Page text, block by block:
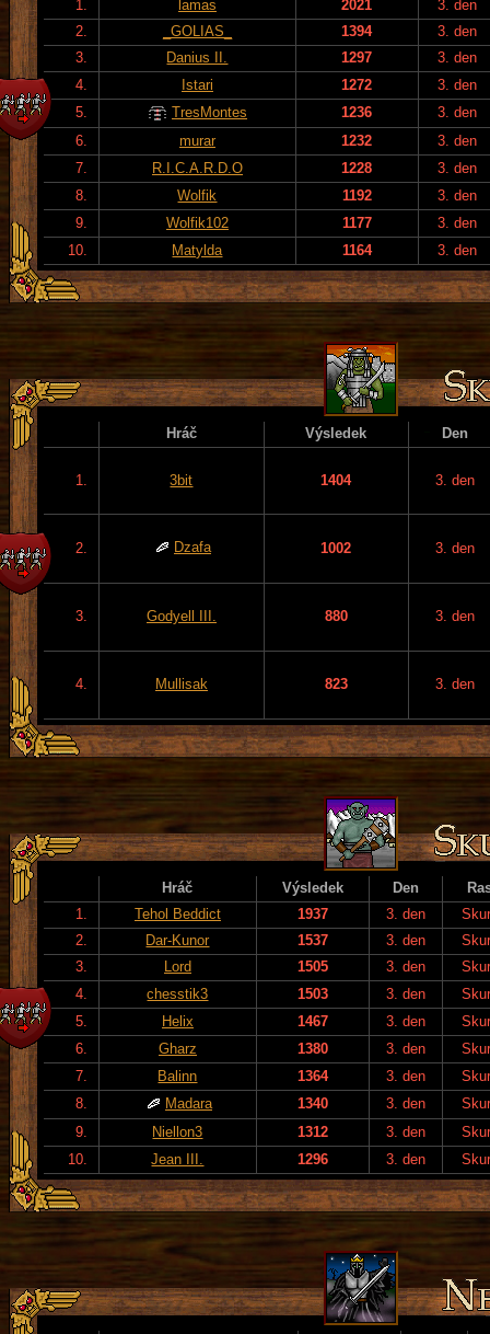
1.
lamas 2021
3. den
2.
_GOLIAS_ 1394
3. den
3.
Danius II. 1297
3. den
4.
Istari 1272
3. den
5.
TresMontes 1236
3. den
6.
murar 1232
3. den
7.
R.I.C.A.R.D.O 1228
3. den
8.
Wolfik 1192
3. den
9.
Wolfik102 1177
3. den
10.
Matylda 1164 3. den
Hráč Výsledek Den
1. 3bit 1404 3. den
2. Dzafa 1002 3. den
3. Godyell III. 880 3. den
4. Mullisak 823 3. den
Hráč Výsledek Den
1.
Tehol Beddict 1937 3. den
2.
Dar-Kunor 1537 3. den
3.
Lord 1505 3. den
4.
chesstik3 1503 3. den
5.
Helix 1467 3. den
6.
Gharz 1380 3. den
7.
Balinn 1364 3. den
8.
Madara 1340 3. den
9.
Niellon3 1312 3. den
10.
Jean III. 1296 3. den